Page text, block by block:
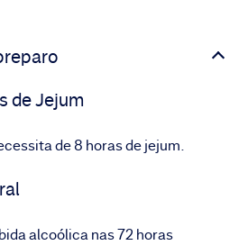
de Jejum
de 8 horas de jejum.
alcoólica nas 72 horas